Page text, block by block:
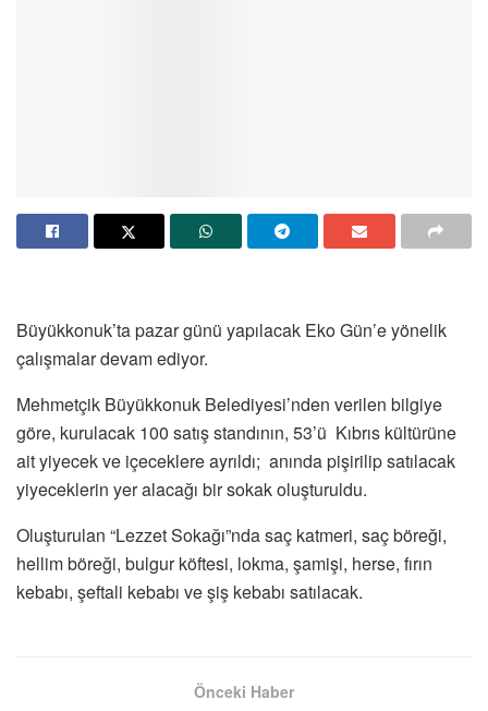
Büyükkonuk’ta pazar günü yapılacak Eko Gün’e yönelik
çalışmalar devam ediyor.
Mehmetçik Büyükkonuk Belediyesi’nden verilen bilgiye
göre, kurulacak 100 satış standının, 53’ü Kıbrıs kültürüne
ait yiyecek ve içeceklere ayrıldı; anında pişirilip satılacak
yiyeceklerin yer alacağı bir sokak oluşturuldu.
Oluşturulan “Lezzet Sokağı”nda saç katmeri, saç böreği,
hellim böreği, bulgur köftesi, lokma, şamişi, herse, fırın
kebabı, şeftali kebabı ve şiş kebabı satılacak.
Önceki Haber